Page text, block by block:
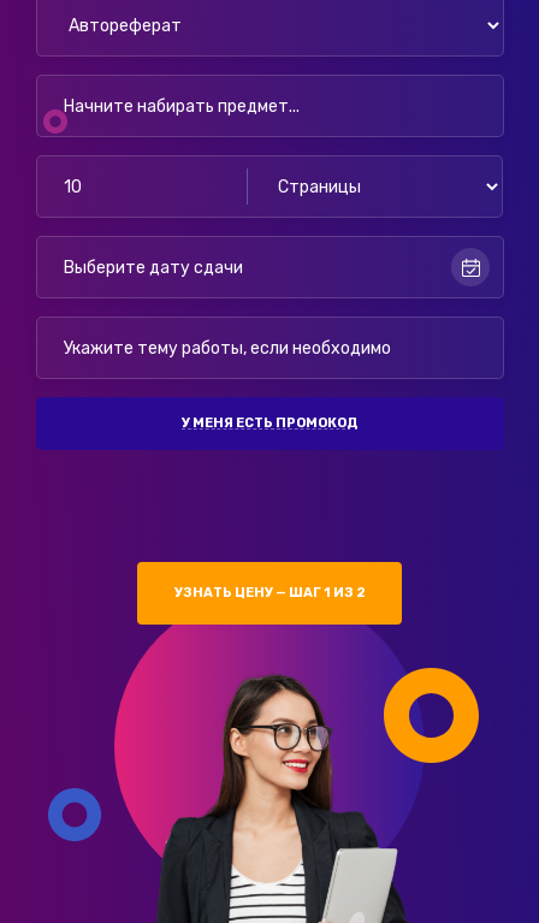
У МЕНЯ ЕСТЬ ПРОМОКОД
УЗНАТЬ ЦЕНУ — ШАГ 1 ИЗ 2